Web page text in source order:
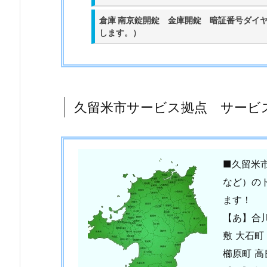
ー
リ
2.
ト
倉庫 南京錠開錠 金庫開錠 暗証番号ダイ
します。）
久留米市サービス拠点 サービ
■久留米
など）の
ます！
【あ】
敷 大石
櫛原町 高